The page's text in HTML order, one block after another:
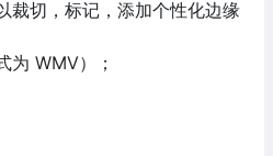
裁切，标记，添加个性化边缘
为 WMV）；